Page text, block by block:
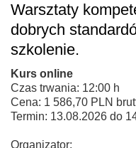
Warsztaty
dobrych
szkolenie.
Kurs online
Czas trwania: 12:00 h
Cena: 1 586,70 PLN
Termin: 13.08.2026 do
Organizator: